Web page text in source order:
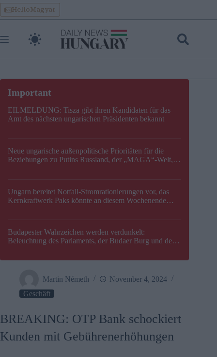
Skip
to
content
HelloMagyar
EILMELDUNG: Tisza gibt ihren Kandidaten für das
Amt des nächsten ungarischen Präsidenten bekannt
Neue ungarische außenpolitische Prioritäten für die
Beziehungen zu Putins Russland, der „MAGA“-Welt,
Ungarn bereitet Notfall-Stromrationierungen vor, das
Kernkraftwerk Paks könnte an diesem Wochenende
Budapester Wahrzeichen werden verdunkelt:
Beleuchtung des Parlaments, der Budaer Burg und der
Martin Németh
November 4, 2024
Geschäft
BREAKING: OTP Bank schockiert
Kunden mit Gebührenerhöhungen